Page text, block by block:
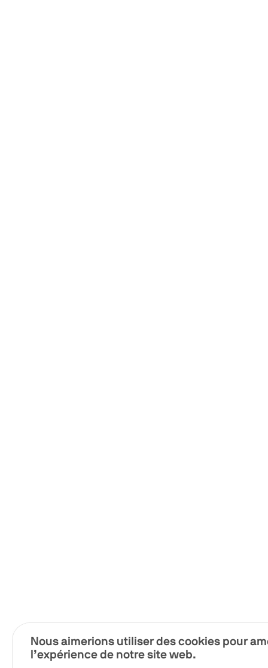
Nous aimerions utiliser des cookies pour
l’expérience de notre site web.